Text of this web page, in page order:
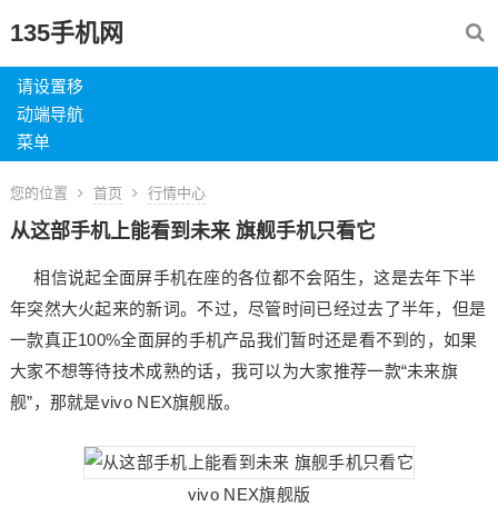
135手机网
请设置移
动端导航
菜单
您的位置 首页 行情中心
从这部手机上能看到未来 旗舰手机只看它
相信说起全面屏手机在座的各位都不会陌生，这是去年下半
年突然大火起来的新词。不过，尽管时间已经过去了半年，但是
一款真正100%全面屏的手机产品我们暂时还是看不到的，如果
大家不想等待技术成熟的话，我可以为大家推荐一款“未来旗
舰”，那就是vivo NEX旗舰版。
vivo NEX旗舰版